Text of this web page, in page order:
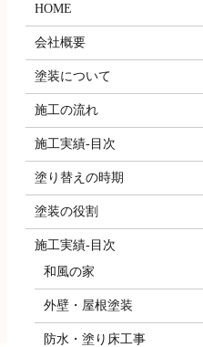
HOME
会社概要
塗装について
施工の流れ
施工実績-目次
塗り替えの時期
塗装の役割
施工実績-目次
和風の家
外壁・屋根塗装
防水・塗り床工事